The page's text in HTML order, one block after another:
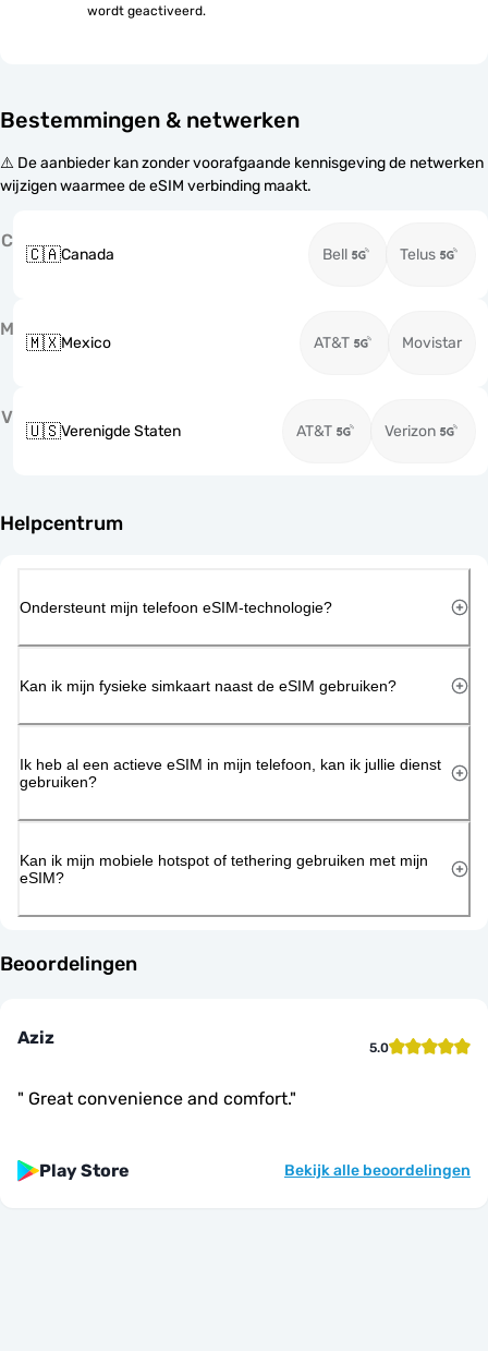
wordt geactiveerd.
Bestemmingen & netwerken
⚠️ De aanbieder kan zonder voorafgaande kennisgeving de netwerken
wijzigen waarmee de eSIM verbinding maakt.
C
🇨🇦Canada Bell Telus
M
🇲🇽Mexico AT&T Movistar
V
🇺🇸Verenigde Staten AT&T Verizon
Helpcentrum
Ondersteunt mijn telefoon eSIM-technologie?
Kan ik mijn fysieke simkaart naast de eSIM gebruiken?
Ik heb al een actieve eSIM in mijn telefoon, kan ik jullie dienst
gebruiken?
Kan ik mijn mobiele hotspot of tethering gebruiken met mijn
eSIM?
Beoordelingen
Aziz 5.0
" Great convenience and comfort."
Play Store Bekijk alle beoordelingen